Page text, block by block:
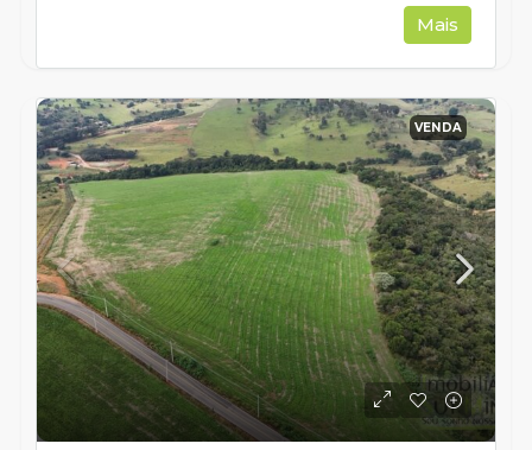
Mais
VENDA